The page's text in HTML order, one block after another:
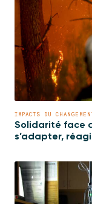
IMPACTS DU
Solidarité face
s’adapter,